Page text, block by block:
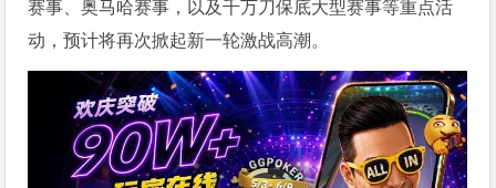
赛事、奥马哈赛事，以及千万刀保底大型赛事等重点活
动，预计将再次掀起新一轮激战高潮。